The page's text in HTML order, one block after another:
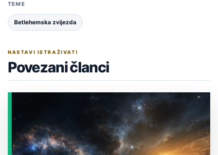
TEME
Betlehemska zvijezda
NASTAVI ISTRAŽIVATI
Povezani članci